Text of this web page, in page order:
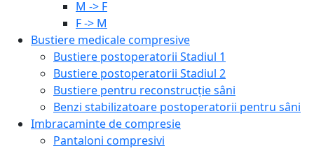
M -> F
F -> M
Bustiere medicale compresive
Bustiere postoperatorii Stadiul 1
Bustiere postoperatorii Stadiul 2
Bustiere pentru reconstrucție sâni
Benzi stabilizatoare postoperatorii pentru sâni
Imbracaminte de compresie
Pantaloni compresivi